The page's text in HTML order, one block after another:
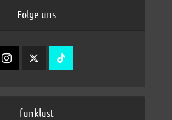
Folge uns
funklust